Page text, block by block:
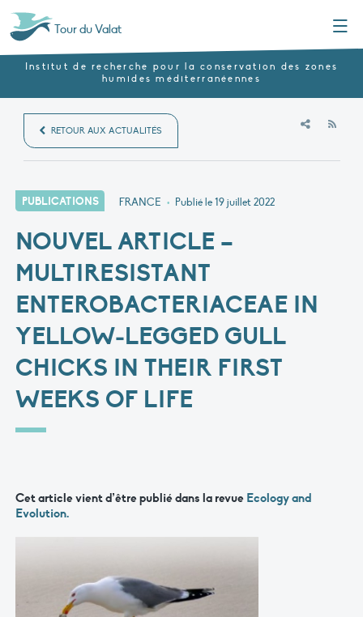
Tour du Valat
Institut de recherche pour la conservation des zones
humides méditerranéennes
RETOUR AUX ACTUALITÉS
PUBLICATIONS FRANCE • Publié le19 juillet 2022
NOUVEL ARTICLE –
MULTIRESISTANT
ENTEROBACTERIACEAE IN
YELLOW‐LEGGED GULL
CHICKS IN THEIR FIRST
WEEKS OF LIFE
Cet article vient d’être publié dans la revue Ecology and
Evolution.